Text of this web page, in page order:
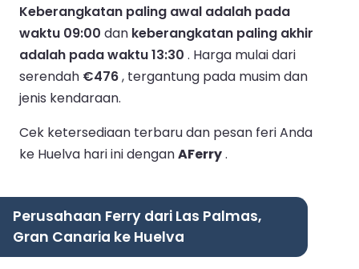
Keberangkatan paling awal adalah pada
waktu 09:00 dan keberangkatan paling akhir
adalah pada waktu 13:30 . Harga mulai dari
serendah €476, tergantung pada musim dan
jenis kendaraan.
Cek ketersediaan terbaru dan pesan feri Anda
ke Huelva hari ini denganAFerry.
Perusahaan Ferry dari Las Palmas,
Gran Canaria ke Huelva